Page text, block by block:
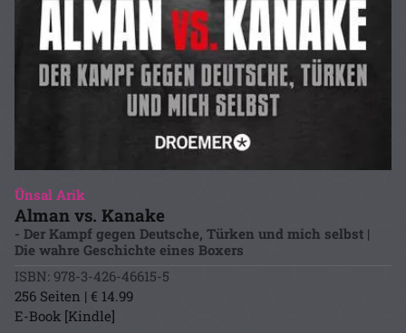
Ünsal Arik
Alman vs. Kanake
- Der Kampf gegen Deutsche, Türken und mich selbst |
Die wahre Geschichte eines Boxers
ISBN: 978-3-426-46615-5
256 Seiten | € 14.99
E-Book [Kindle]